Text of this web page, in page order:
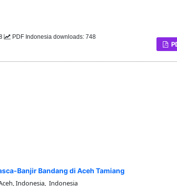
PDF Indonesia downloads: 748
Banjir Bandang di Aceh Tamiang
Indonesia, Indonesia